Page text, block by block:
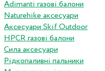
Adimanti газові балони
Naturehike аксесуари
Аксесуари Skif Outdoor
HPCR газові балони
Сила аксесуари
Рідкопаливні пальники